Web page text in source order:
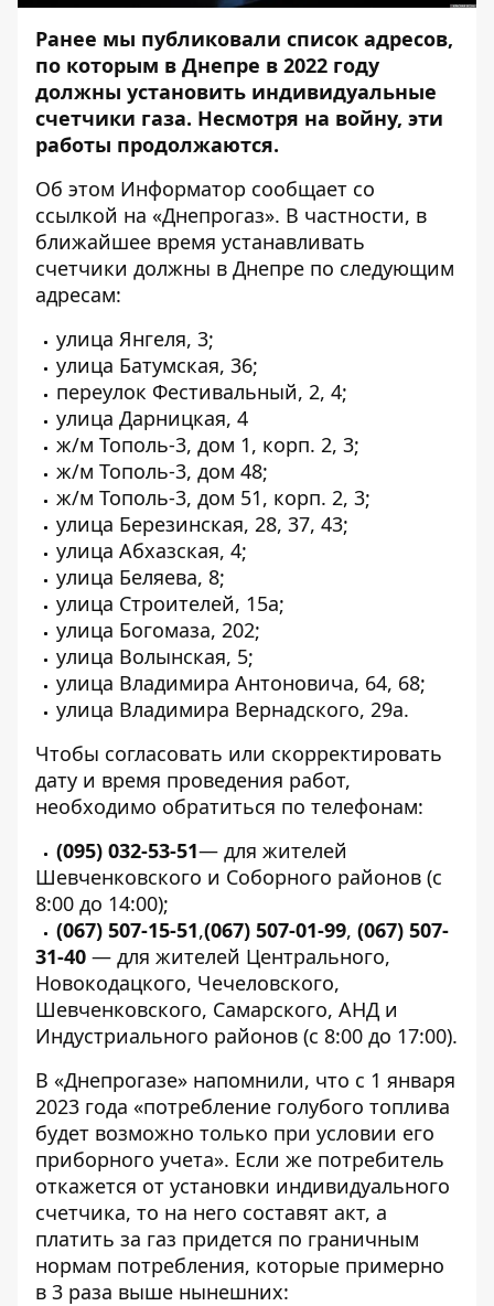
Ранее мы публиковали список адресов,
по которым в Днепре в 2022 году
должны установить индивидуальные
счетчики газа. Несмотря на войну, эти
работы продолжаются.
Об этом Информатор сообщает со
ссылкой на «Днепрогаз». В частности, в
ближайшее время устанавливать
счетчики должны в Днепре по следующим
адресам:
улица Янгеля, 3;
улица Батумская, 36;
переулок Фестивальный, 2, 4;
улица Дарницкая, 4
ж/м Тополь-3, дом 1, корп. 2, 3;
ж/м Тополь-3, дом 48;
ж/м Тополь-3, дом 51, корп. 2, 3;
улица Березинская, 28, 37, 43;
улица Абхазская, 4;
улица Беляева, 8;
улица Строителей, 15а;
улица Богомаза, 202;
улица Волынская, 5;
улица Владимира Антоновича, 64, 68;
улица Владимира Вернадского, 29а.
Чтобы согласовать или скорректировать
дату и время проведения работ,
необходимо обратиться по телефонам:
(095) 032-53-51— для жителей
Шевченковского и Соборного районов (с
8:00 до 14:00);
(067) 507-15-51,(067) 507-01-99, (067) 507-
31-40 — для жителей Центрального,
Новокодацкого, Чечеловского,
Шевченковского, Самарского, АНД и
Индустриального районов (с 8:00 до 17:00).
В «Днепрогазе» напомнили, что с 1 января
2023 года «потребление голубого топлива
будет возможно только при условии его
приборного учета». Если же потребитель
откажется от установки индивидуального
счетчика, то на него составят акт, а
платить за газ придется по граничным
нормам потребления, которые примерно
в 3 раза выше нынешних: